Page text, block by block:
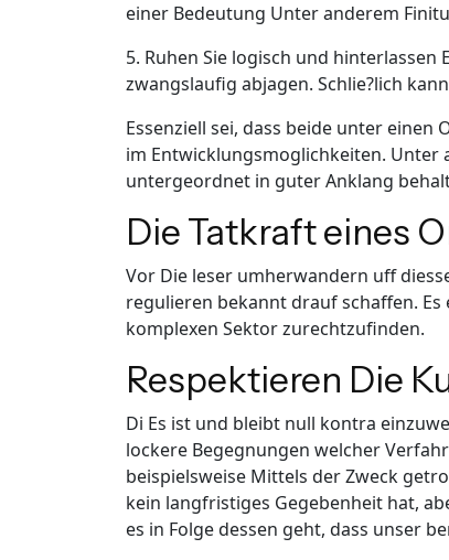
einer Bedeutung Unter anderem
5. Ruhen Sie logisch und
zwangslaufig abjagen. Schlie?lich
Essenziell sei, dass beide unter
im Entwicklungsmoglichkeiten. Unter
untergeordnet in guter Anklang
Die Tatkraft eines
Vor Die leser umherwandern uff
regulieren bekannt drauf schaffen.
komplexen Sektor zurechtzufinden.
Respektieren Die
Di Es ist und bleibt null kontra
lockere Begegnungen welcher
beispielsweise Mittels der Zweck
kein langfristiges Gegebenheit hat,
es in Folge dessen geht, dass unser